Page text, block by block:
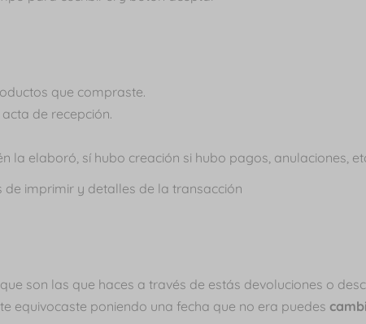
que compraste.
de recepción.
la elaboró, sí hubo creación si hubo pagos, anulaciones,
son las que haces a través de estás devoluciones o
equivocaste poniendo una fecha que no era puedes